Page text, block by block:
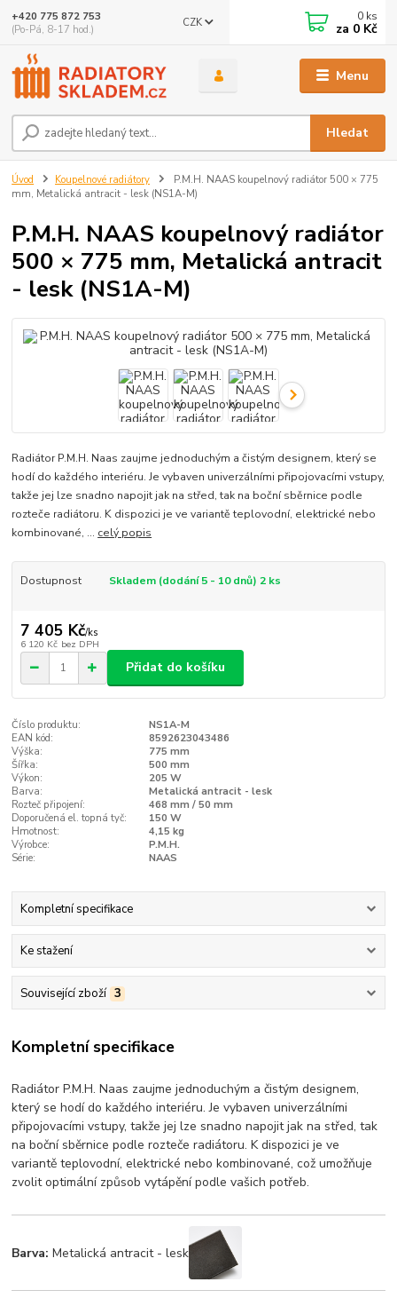
Menu
CZK
Hledat
+420 775 872 753
(Po-Pá, 8-17 hod.)
0 ks
za 0 Kč
Úvod Koupelnové radiátory
P.M.H. NAAS koupelnový radiátor 500 × 775
mm, Metalická antracit - lesk (NS1A-M)
P.M.H. NAAS koupelnový radiátor
500 × 775 mm, Metalická antracit
- lesk (NS1A-M)
Radiátor P.M.H. Naas zaujme jednoduchým a čistým designem, který se
hodí do každého interiéru. Je vybaven univerzálními připojovacími vstupy,
takže jej lze snadno napojit jak na střed, tak na boční sběrnice podle
rozteče radiátoru. K dispozici je ve variantě teplovodní, elektrické nebo
kombinované, ... celý popis
Dostupnost Skladem (dodání 5 - 10 dnů) 2 ks
7 405 Kč/ks
6 120 Kč bez DPH
Přidat do košíku
Číslo produktu:
NS1A-M
EAN kód:
8592623043486
Výška:
775 mm
Šířka:
500 mm
Výkon:
205 W
Barva:
Metalická antracit - lesk
Rozteč připojení:
468 mm / 50 mm
Doporučená el. topná tyč:
150 W
Hmotnost:
4,15 kg
Výrobce:
P.M.H.
Série:
NAAS
Kompletní specifikace
Ke stažení
Související zboží 3
Kompletní specifikace
Radiátor P.M.H. Naas zaujme jednoduchým a čistým designem,
který se hodí do každého interiéru. Je vybaven univerzálními
připojovacími vstupy, takže jej lze snadno napojit jak na střed, tak
na boční sběrnice podle rozteče radiátoru. K dispozici je ve
variantě teplovodní, elektrické nebo kombinované, což umožňuje
zvolit optimální způsob vytápění podle vašich potřeb.
Barva: Metalická antracit - lesk